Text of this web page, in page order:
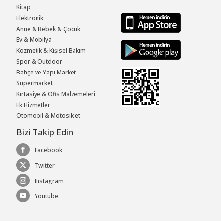
Kitap
Elektronik
Anne & Bebek & Çocuk
Ev & Mobilya
Kozmetik & Kişisel Bakım
Spor & Outdoor
Bahçe ve Yapı Market
Süpermarket
Kırtasiye & Ofis Malzemeleri
Ek Hizmetler
Otomobil & Motosiklet
Bizi Takip Edin
Facebook
Twitter
Instagram
Youtube